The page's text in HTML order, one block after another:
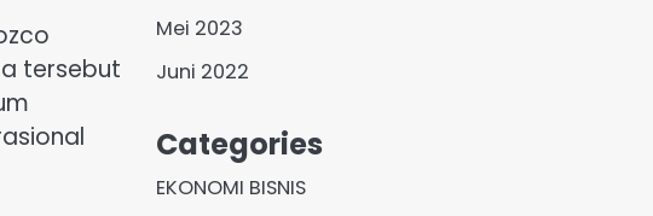
tersebut
Mei 2023
Juni 2022
Categories
EKONOMI BISNIS